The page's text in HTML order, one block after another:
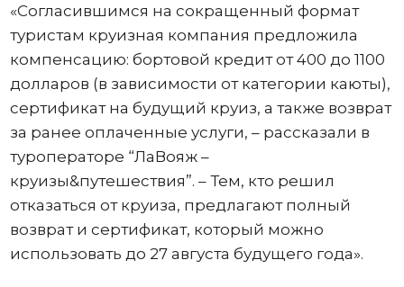
«Согласившимся на сокращенный формат
туристам круизная компания предложила
компенсацию: бортовой кредит от 400 до 1100
долларов (в зависимости от категории каюты),
сертификат на будущий круиз, а также возврат
за ранее оплаченные услуги, – рассказали в
туроператоре “ЛаВояж –
круизы&путешествия”. – Тем, кто решил
отказаться от круиза, предлагают полный
возврат и сертификат, который можно
использовать до 27 августа будущего года».